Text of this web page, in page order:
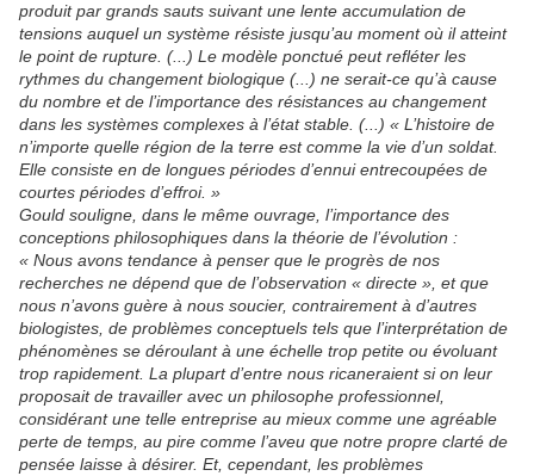
produit par grands sauts suivant une lente accumulation de
tensions auquel un système résiste jusqu’au moment où il atteint
le point de rupture. (...) Le modèle ponctué peut refléter les
rythmes du changement biologique (...) ne serait-ce qu’à cause
du nombre et de l’importance des résistances au changement
dans les systèmes complexes à l’état stable. (...) « L’histoire de
n’importe quelle région de la terre est comme la vie d’un soldat.
Elle consiste en de longues périodes d’ennui entrecoupées de
courtes périodes d’effroi. »
Gould souligne, dans le même ouvrage, l’importance des
conceptions philosophiques dans la théorie de l’évolution :
« Nous avons tendance à penser que le progrès de nos
recherches ne dépend que de l’observation « directe », et que
nous n’avons guère à nous soucier, contrairement à d’autres
biologistes, de problèmes conceptuels tels que l’interprétation de
phénomènes se déroulant à une échelle trop petite ou évoluant
trop rapidement. La plupart d’entre nous ricaneraient si on leur
proposait de travailler avec un philosophe professionnel,
considérant une telle entreprise au mieux comme une agréable
perte de temps, au pire comme l’aveu que notre propre clarté de
pensée laisse à désirer. Et, cependant, les problèmes